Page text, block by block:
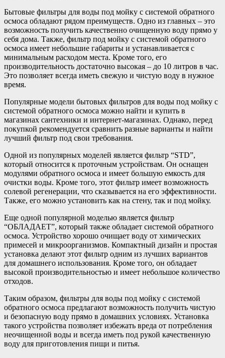
Бытовые фильтры для воды под мойку с системой обратного
осмоса обладают рядом преимуществ. Одно из главных – это
возможность получить качественно очищенную воду прямо у
себя дома. Также, фильтр под мойку с системой обратного
осмоса имеет небольшие габариты и устанавливается с
минимальным расходом места. Кроме того, его
производительность достаточно высокая – до 10 литров в час.
Это позволяет всегда иметь свежую и чистую воду в нужное
время.
Популярные модели бытовых фильтров для воды под мойку с
системой обратного осмоса можно найти и купить в
магазинах сантехники и интернет-магазинах. Однако, перед
покупкой рекомендуется сравнить разные варианты и найти
лучший фильтр под свои требования.
Одной из популярных моделей является фильтр “STD”,
который относится к проточным устройствам. Он оснащен
модулями обратного осмоса и имеет большую емкость для
очистки воды. Кроме того, этот фильтр имеет возможность
солевой регенерации, что сказывается на его эффективности.
Также, его можно установить как на стену, так и под мойку.
Еще одной популярной моделью является фильтр
“ОБЛАДАЕТ”, который также обладает системой обратного
осмоса. Устройство хорошо очищает воду от химических
примесей и микроорганизмов. Компактный дизайн и простая
установка делают этот фильтр одним из лучших вариантов
для домашнего использования. Кроме того, он обладает
высокой производительностью и имеет небольшое количество
отходов.
Таким образом, фильтры для воды под мойку с системой
обратного осмоса предлагают возможность получить чистую
и безопасную воду прямо в домашних условиях. Установка
такого устройства позволяет избежать вреда от потребления
неочищенной воды и всегда иметь под рукой качественную
воду для приготовления пищи и питья.